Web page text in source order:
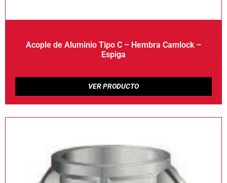
Acople de Aluminio Tipo C – Hembra Camlock –
Espiga